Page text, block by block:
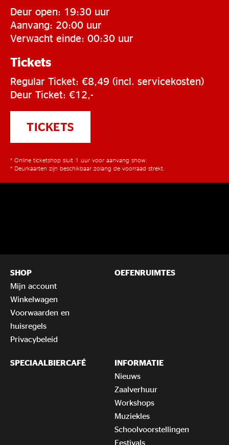
Deur open: 19:30 uur
Aanvang: 20:00 uur
Verwacht einde: 00:30 uur
Tickets
Regular Ticket: €8,49 (incl. servicekosten)
Deur Ticket: €12,-
TICKETS
* Online ticketshop sluit 1 uur voor aanvang show.
* Deurkaarten zijn beschikbaar zolang de voorraad strekt.
SHOP
Mijn account
Winkelwagen
Voorwaarden en
huisregels
Privacybeleid
OEFENRUIMTES
SPECIAALBIERCAFÉ
INFORMATIE
Nieuws
Zaalverhuur
Workshops
Muziekles
Schoolvoorstellingen
Festivals